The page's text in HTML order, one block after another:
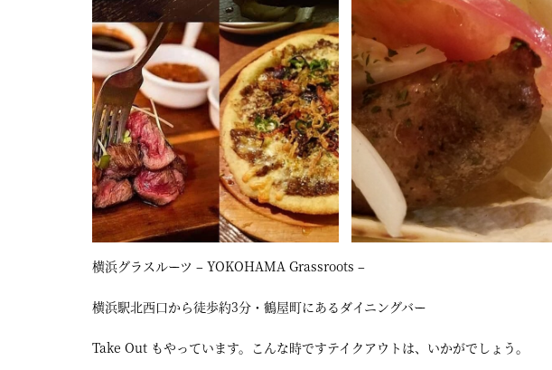
町
に
あ
る
ダ
イ
ニ
ン
グ
バ
ー
横浜グラスルーツ – YOKOHAMA Grassroots –
横浜駅北西口から徒歩約3分・鶴屋町にあるダイニングバー
Take Out もやっています。こんな時ですテイクアウトは、いかがでしょう。